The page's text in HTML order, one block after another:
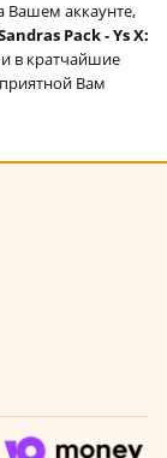
Вашем аккаунте,
Pack - Ys X:
и в кратчайшие
Вам